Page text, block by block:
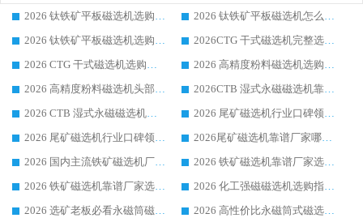
2026 钛铁矿平板磁选机选购全攻略 市场公认优质品牌厂家实力排行榜
2026 钛铁矿平板磁选机怎么选 靠谱生产企业实力排行榜选购参考攻略
2026 钛铁矿平板磁选机选购指南 行业口碑优选品牌生产企业实力排行榜
2026CTG 干式磁选机完整选购指南 行业口碑顶尖靠谱生产龙头厂家实力推荐
2026 CTG 干式磁选机选购指南|行业口碑靠谱生产厂家领域强者推荐
2026 高精度粉料磁选机选购全攻略 行业优质品牌华体会手机网页版-华体会(中国) 实力深度解析
2026 高精度粉料磁选机头部厂家选购指南 行业口碑靠谱品牌推荐 领域强者华体会手机网页版-华体会(中国) 解析
2026CTB 湿式永磁磁选机靠谱厂家实力排行榜 铁矿选矿设备采购全流程选购指南
2026 CTB 湿式永磁磁选机选购指南|行业口碑良好品牌推荐，领域强者华体会手机网页版-华体会(中国)
2026 尾矿磁选机行业口碑领域强者，源头直供国内主流厂家华体会手机网页版-华体会(中国) 一站式服务
2026 尾矿磁选机行业口碑领域强者，源头直供国内主流厂家华体会手机网页版-华体会(中国) 一站式服务
2026尾矿磁选机靠谱厂家哪家好 行业口碑领域强者华体会手机网页版-华体会(中国) 推荐
2026 国内主流铁矿磁选机厂家选购指南|行业口碑好品牌推荐，领域强者华体会手机网页版-华体会(中国)
2026 铁矿磁选机靠谱厂家选购全攻略 行业标杆华体会手机网页版-华体会(中国) 设备性价比出众
2026 铁矿磁选机靠谱厂家选购指南，领域强者华体会手机网页版-华体会(中国) 铁矿磁选机性价比高
2026 化工强磁磁选机选购指南 5 家行业口碑靠谱厂家领域强者推荐
2026 选矿老板必看永磁筒磁选机推荐 行业头部品牌口碑设备选购全攻略
2026 高性价比永磁筒式磁选机品牌盘点 行业强者口碑实测选购完整指南